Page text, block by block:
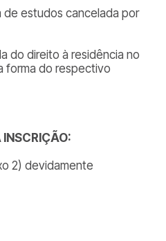
de estudos cancelada por
do direito à residência no
forma do respectivo
2) devidamente